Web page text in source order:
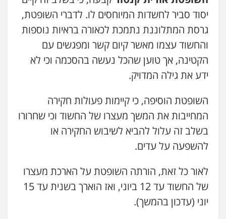
סמים עבירות מין
0523647066
ויקי שמואל – משרד עו"ד
פלילי משפט פלילי
0528959600
קורל קרוז – עורך דין פלילי
משפט פלילי
0545437431
פלילי פשיעה חמורה ליווי וייצוג בחקירות
0508824984
יסוד סביר לחשדות המיוחסים לו. לדברי השופטת,
גרסת המתלוננת נתמכת לכאורה בראיות נוספות
והחשוד עצמו מאשר קיום קשר ומפגשים עם
הקטינה, אך טוען שהכל נעשה בהסכמה וכי לא
ידע את גילה המדויק.
השופטת הוסיפה, כי קיימות פעולות חקירה
המחייבות את המשך מעצרו של החשוד וכי שחרורו
בשלב זה עלול להביא לשיבוש החקירה או
להשפעה על עדים.
לאור כל זאת, הורתה השופטת על הארכת מעצרו
של החשוד עד 12 ביוני, ואז הוארך בשנית עד 15
יוני (עדכון בהמשך).